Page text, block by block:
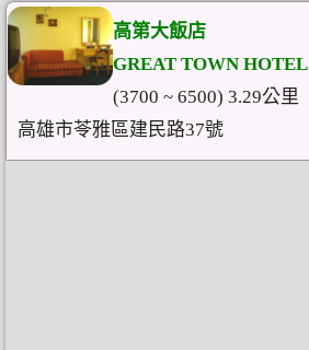
高第大飯店
GREAT TOWN HOTEL
(3700 ~ 6500) 3.29公里
高雄市苓雅區建民路37號